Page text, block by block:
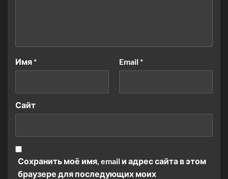
Имя* Email*
Сайт
Сохранить моё имя, email и адрес сайта в этом
браузере для последующих моих